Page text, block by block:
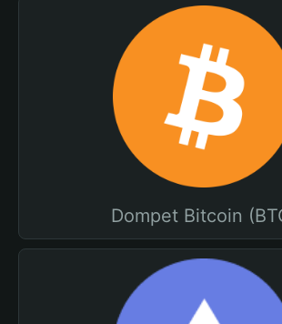
Dompet Bitcoin